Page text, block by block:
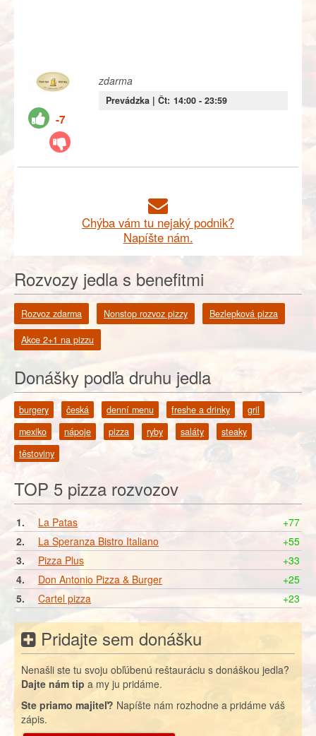
-7
zdarma
Prevádzka | Čt: 14:00- 23:59
Chýba vám tu nejaký podnik?
Napíšte nám.
Rozvozy jedla s benefitmi
Rozvoz zdarma Nonstop rozvoz pizzy Bezlepková pizza
Akce 2+1 na pizzu
Donášky podľa druhu jedla
burgery česká denní menu freshe a drinky
gril
mexiko
nápoje pizza ryby saláty
steaky
těstoviny
TOP 5 pizza rozvozov
1. La Patas
+77
2.
La Speranza Bistro Italiano
+55
3.
Pizza Plus
+33
4.
Don Antonio Pizza & Burger
+25
5.
Cartel pizza +23
Pridajte sem donášku
Nenašli ste tu svoju obľúbenú reštauráciu s donáškou jedla?
Dajte nám tip a my ju pridáme.
Ste priamo majiteľ? Napíšte nám rozhodne a pridáme váš
zápis.